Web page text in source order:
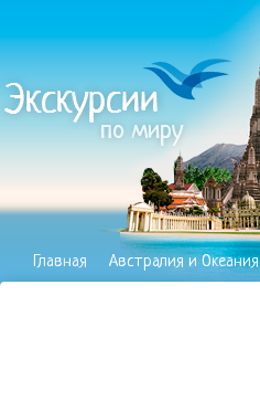
Главная Австралия и Океания